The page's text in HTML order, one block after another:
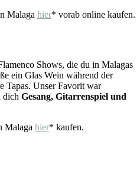
Malaga hier* vorab online kaufen.
Shows, die du in Malagas
ein Glas Wein während der
Tapas. Unser Favorit war
dich Gesang, Gitarrenspiel und
Malaga hier* kaufen.